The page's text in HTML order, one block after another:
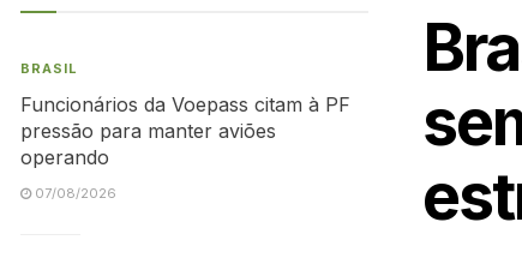
BRASIL
Funcionários da Voepass citam à PF
pressão para manter aviões
operando
07/08/2026